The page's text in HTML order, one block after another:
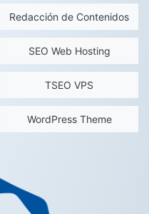
Redacción de Contenidos
SEO Web Hosting
TSEO VPS
WordPress Theme